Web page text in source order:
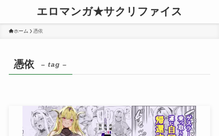
エロマンガ★サクリファイス
ホーム 憑依
憑依 – tag –